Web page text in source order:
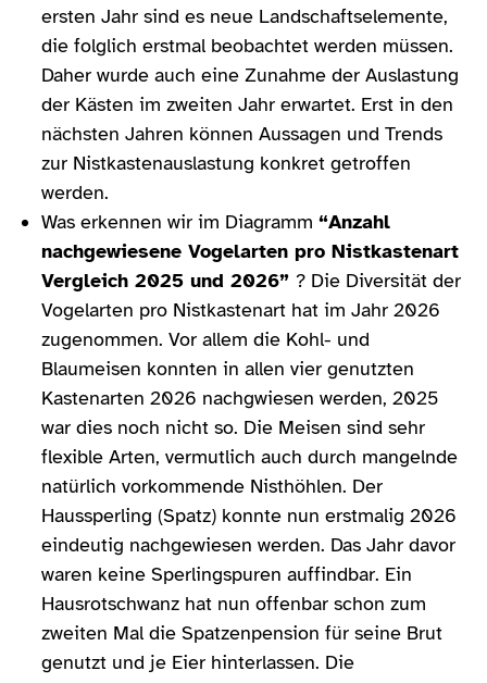
ersten Jahr sind es neue Landschaftselemente,
die folglich erstmal beobachtet werden müssen.
Daher wurde auch eine Zunahme der Auslastung
der Kästen im zweiten Jahr erwartet. Erst in den
nächsten Jahren können Aussagen und Trends
zur Nistkastenauslastung konkret getroffen
werden.
Was erkennen wir im Diagramm “Anzahl
nachgewiesene Vogelarten pro Nistkastenart
Vergleich 2025 und 2026” ? Die Diversität der
Vogelarten pro Nistkastenart hat im Jahr 2026
zugenommen. Vor allem die Kohl- und
Blaumeisen konnten in allen vier genutzten
Kastenarten 2026 nachgwiesen werden, 2025
war dies noch nicht so. Die Meisen sind sehr
flexible Arten, vermutlich auch durch mangelnde
natürlich vorkommende Nisthöhlen. Der
Haussperling (Spatz) konnte nun erstmalig 2026
eindeutig nachgewiesen werden. Das Jahr davor
waren keine Sperlingspuren auffindbar. Ein
Hausrotschwanz hat nun offenbar schon zum
zweiten Mal die Spatzenpension für seine Brut
genutzt und je Eier hinterlassen. Die